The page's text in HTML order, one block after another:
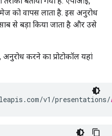
को वापस लाता है. इस अनुरोध
से बड़ा किया जाता है और उसे
करने का प्रोटोकॉल यहां
v1/presentations/